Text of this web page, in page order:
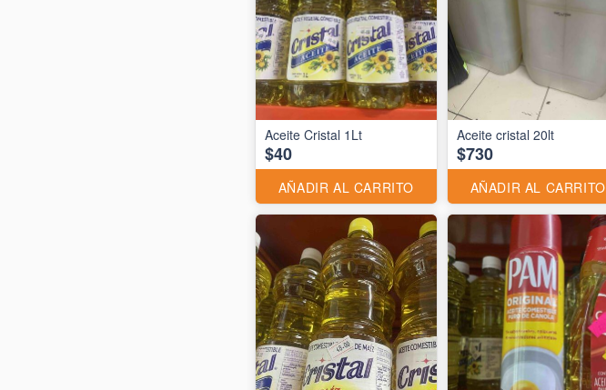
Aceite Cristal 1Lt
$40
AÑADIR AL CARRITO
Aceite cristal 20lt
$730
AÑADIR AL CARRITO